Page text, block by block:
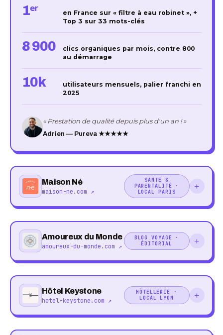
1ᵉʳ
en France sur « filtre à eau robinet », +
Top 3 sur 33 mots-clés
8 900
clics organiques par mois, contre 800
au démarrage
10k
utilisateurs mensuels, palier franchi en
2025
« Prestation de qualité depuis plus d'un an ! »
Adrien — Pureva ★★★★★
Maison Né
maison-ne.com ↗
SANTÉ &
PARENTALITÉ ·
LOCAL PARIS
+
Amoureux du Monde
amoureux-du-monde.com ↗
BLOG VOYAGE ·
ÉDITORIAL
+
Hôtel Keystone
hotel-keystone.com ↗
HÔTELLERIE ·
LOCAL LYON
+